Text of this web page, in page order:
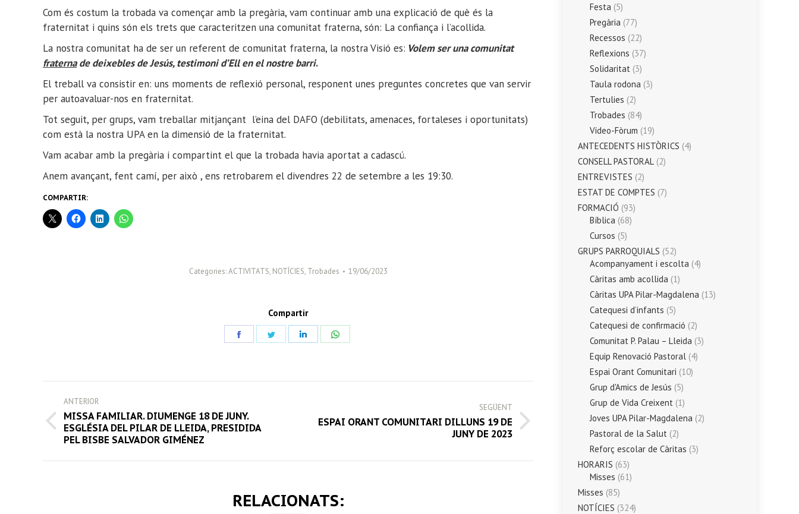
Com és costum la trobada va començar amb la pregària, vam continuar amb una explicació de què és la
fraternitat i quins són els trets que caracteritzen una comunitat fraterna, són: La confiança i l’acollida.
La nostra comunitat ha de ser un referent de comunitat fraterna, la nostra Visió es: Volem ser una comunitat
fraternade deixebles de Jesús, testimoni d’Ell en el nostre barri.
El treball va consistir en: uns moments de reflexió personal, responent unes preguntes concretes que van servir
per autoavaluar-nos en fraternitat.
Tot seguit, per grups, vam treballar mitjançant l’eina del DAFO (debilitats, amenaces, fortaleses i oportunitats)
com està la nostra UPA en la dimensió de la fraternitat.
Vam acabar amb la pregària i compartint el que la trobada havia aportat a cadascú.
Anem avançant, fent camí, per això , ens retrobarem el divendres 22 de setembre a les 19:30.
COMPARTIR:
Categories:ACTIVITATS, NOTÍCIES, Trobades 19/06/2023
Compartir
Share
Share
POST
NAVIGATION
ANTERIOR
Previous
post:
MISSA FAMILIAR. DIUMENGE 18 DE JUNY.
ESGLÉSIA DEL PILAR DE LLEIDA, PRESIDIDA
PEL BISBE SALVADOR GIMÉNEZ
SEGÜENT
NextESPAI ORANT COMUNITARI DILLUNS 19 DE
JUNY DE 2023
RELACIONATS:
Festa (5)
Pregària (77)
Recessos (22)
Reflexions (37)
Solidaritat (3)
Taula rodona (3)
Tertulies (2)
Trobades (84)
Vídeo-Fòrum (19)
ANTECEDENTS HISTÒRICS (4)
CONSELL PASTORAL (2)
ENTREVISTES (2)
ESTAT DE COMPTES (7)
FORMACIÓ (93)
Bíblica (68)
Cursos (5)
GRUPS PARROQUIALS (52)
Acompanyament i escolta (4)
Càritas amb acollida (1)
Càritas UPA Pilar-Magdalena (13)
Catequesi d’infants (5)
Catequesi de confirmació (2)
Comunitat P. Palau – Lleida (3)
Equip Renovació Pastoral (4)
Espai Orant Comunitari (10)
Grup d'Amics de Jesús (5)
Grup de Vida Creixent (1)
Joves UPA Pilar-Magdalena (2)
Pastoral de la Salut (2)
Reforç escolar de Càritas (3)
HORARIS (63)
Misses (61)
Misses (85)
NOTÍCIES (324)